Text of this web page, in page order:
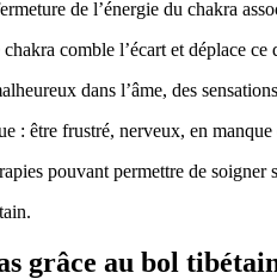
de l’énergie du chakra
comble l’écart et déplace
dans l’âme, des
: être frustré, nerveux, en
pouvant permettre de
grâce au bol